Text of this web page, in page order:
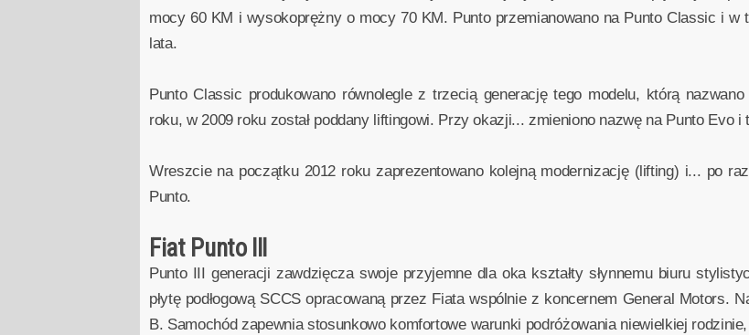
mocy 60 KM i wysokoprężny o mocy 70 KM. Punto przemianowano na Punto Classic i w
lata.
Punto Classic produkowano równolegle z trzecią generację tego modelu, którą
roku, w 2009 roku został poddany liftingowi. Przy okazji... zmieniono nazwę na Punto Evo
Wreszcie na początku 2012 roku zaprezentowano kolejną modernizację (lifting) i... po
Punto.
Fiat Punto III
Punto III generacji zawdzięcza swoje przyjemne dla oka kształty słynnemu biuru
płytę podłogową SCCS opracowaną przez Fiata wspólnie z koncernem General Motors.
B. Samochód zapewnia stosunkowo komfortowe warunki podróżowania niewielkiej